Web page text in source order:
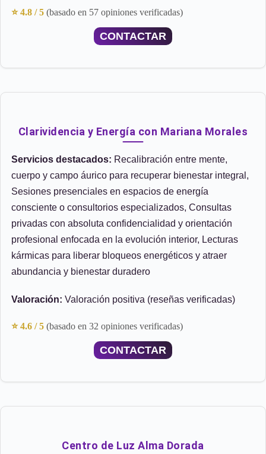
⭐ 4.8 / 5 (basado en 57 opiniones verificadas)
CONTACTAR
Clarividencia y Energía con Mariana Morales
Servicios destacados: Recalibración entre mente,
cuerpo y campo áurico para recuperar bienestar integral,
Sesiones presenciales en espacios de energía
consciente o consultorios especializados, Consultas
privadas con absoluta confidencialidad y orientación
profesional enfocada en la evolución interior, Lecturas
kármicas para liberar bloqueos energéticos y atraer
abundancia y bienestar duradero
Valoración: Valoración positiva (reseñas verificadas)
⭐ 4.6 / 5 (basado en 32 opiniones verificadas)
CONTACTAR
Centro de Luz Alma Dorada